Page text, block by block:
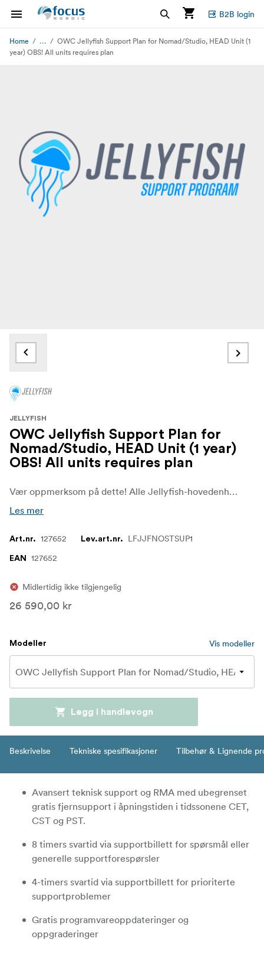
B2B login
Home ...
OWC Jellyfish Support Plan for Nomad/Studio, HEAD Unit (1
year) OBS! All units requires plan
JELLYFISH
OWC Jellyfish Support Plan for
Nomad/Studio, HEAD Unit (1 year)
OBS! All units requires plan
Vær oppmerksom på dette! Alle Jellyfish-hovedenheter og Jellyfish-utvidelser krever en supportplan.
Les mer
Art.nr. 127652 Lev.art.nr. LFJJFNOSTSUP1
EAN 127652
Midlertidig ikke tilgjengelig
26 590,00 kr
Modeller Vis modeller
Legg i handlevogn
Beskrivelse Tekniske spesifikasjoner Tilbehør & Lignende
Avansert teknisk support og RMA med ubegrenset
gratis fjernsupport i åpningstiden i tidssonene CET,
CST og PST.
8 timers svartid via supportbillett for spørsmål eller
generelle supportforespørsler
4-timers svartid via supportbillett for prioriterte
supportproblemer
Gratis programvareoppdateringer og
oppgraderinger